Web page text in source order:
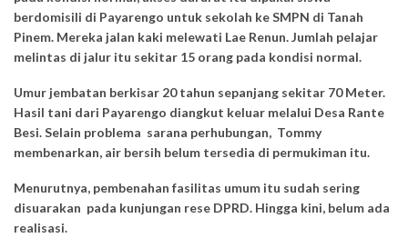
berdomisili di Payarengo untuk sekolah ke SMPN di Tanah
Pinem. Mereka jalan kaki melewati Lae Renun. Jumlah pelajar
melintas di jalur itu sekitar 15 orang pada kondisi normal.
Umur jembatan berkisar 20 tahun sepanjang sekitar 70 Meter.
Hasil tani dari Payarengo diangkut keluar melalui Desa Rante
Besi. Selain problema sarana perhubungan, Tommy
membenarkan, air bersih belum tersedia di permukiman itu.
Menurutnya, pembenahan fasilitas umum itu sudah sering
disuarakan pada kunjungan rese DPRD. Hingga kini, belum ada
realisasi.